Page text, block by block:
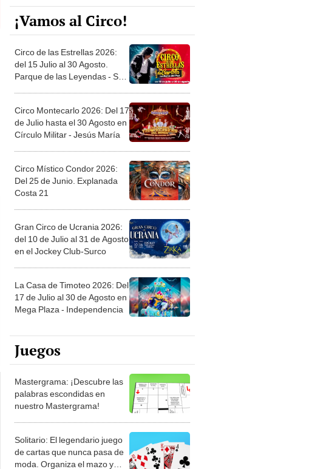
¡Vamos al Circo!
Circo de las Estrellas 2026:
del 15 Julio al 30 Agosto.
Parque de las Leyendas - San
Circo Montecarlo 2026: Del 17
de Julio hasta el 30 Agosto en
Círculo Militar - Jesús María
Circo Místico Condor 2026:
Del 25 de Junio. Explanada
Costa 21
Gran Circo de Ucrania 2026:
del 10 de Julio al 31 de Agosto
en el Jockey Club-Surco
La Casa de Timoteo 2026: Del
17 de Julio al 30 de Agosto en
Mega Plaza - Independencia
Juegos
Mastergrama: ¡Descubre las
palabras escondidas en
nuestro Mastergrama!
Solitario: El legendario juego
de cartas que nunca pasa de
moda. Organiza el mazo y